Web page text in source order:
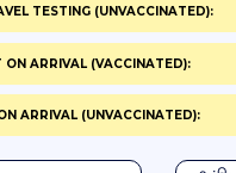
TESTING (UNVACCINATED):
ON ARRIVAL (VACCINATED):
ARRIVAL (UNVACCINATED):